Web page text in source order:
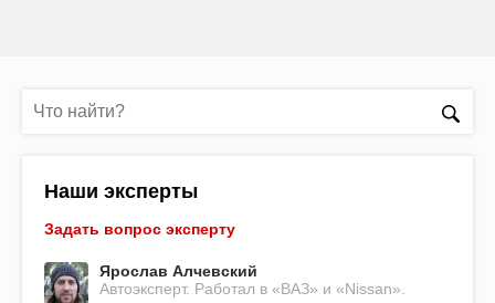
Наши эксперты
Задать вопрос эксперту
Ярослав Алчевский
Автоэксперт. Работал в «ВАЗ» и «Nissan».